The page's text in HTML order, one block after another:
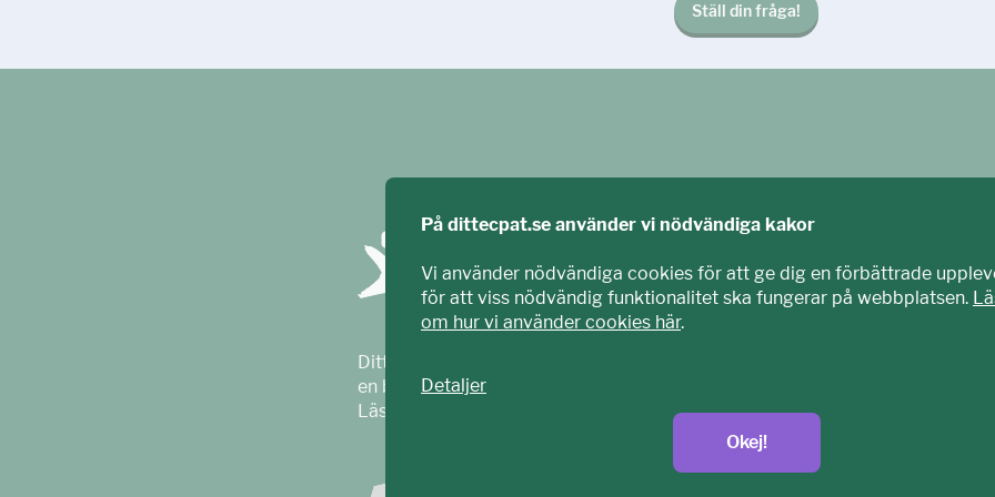
Ställ din fråga!
Ditt ECPAT har tagits fram tillsammans med barn och unga. Vi är en del av
en barnrättsorganisation som arbetar mot sexuell exploatering av barn.
Läs mer på
På dittecpat.se använder vi nödvändiga kakor
Vi använder nödvändiga cookies för att ge dig en förbättrade
för att viss nödvändig funktionalitet ska fungerar på webbplatsen.
om hur vi använder cookies här.
Detaljer
Okej!